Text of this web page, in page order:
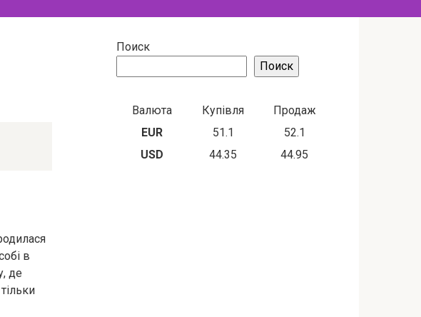
в
де
Поиск
Поиск
Валюта Купівля
Продаж
EUR
51.1
52.1
USD
44.35 44.95